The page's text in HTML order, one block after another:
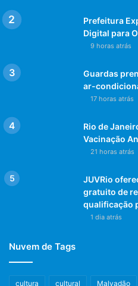
Prefeitura
Digital para
9 horas atrás
Guardas
ar-
17 horas atrás
Rio de
Vacinação
21 horas atrás
JUVRio
gratuito de
qualificação
1 dia atrás
Nuvem de Tags
cultura cultural Malvadão